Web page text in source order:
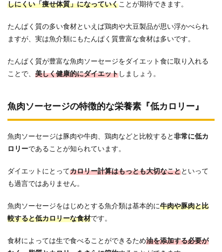
しにくい「痩せ体質」になっていくことが期待できます。
たんぱく質の多い食材といえば鶏肉や大豆製品が思い浮かべられ
ますが、実は魚介類にもたんぱく質豊富な食材は多いです。
たんぱく質が豊富な魚肉ソーセージをダイエット食に取り入れる
ことで、 美しく健康的にダイエット しましょう。
魚肉ソーセージの特徴的な栄養素『低カロリー』
魚肉ソーセージは豚肉や牛肉、鶏肉などと比較すると 非常に低カ
ロリーであることが知られています。
ダイエットにとってカロリー計算はもっとも大切なことといって
も過言ではありません。
魚肉ソーセージをはじめとする魚介類は基本的に牛肉や豚肉と比
較すると低カロリーな食材です。
食材によっては生で食べることができるため油を添加する必要が